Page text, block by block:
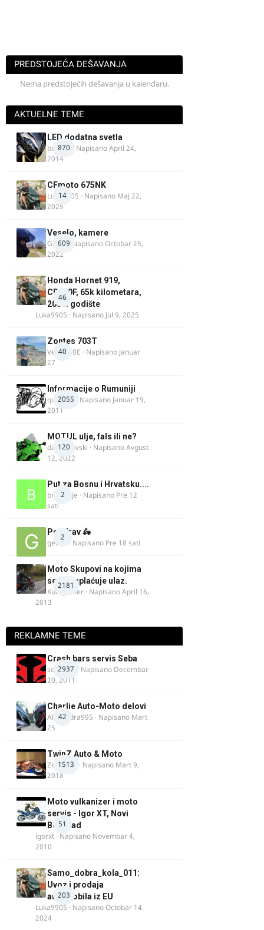
PREDSTOJEĆA DEŠAVANJA
Nema predstojećih dešavanja u kalendaru.
AKTUELNE TEME
870
LED dodatna svetla
boki.64 · NapisanoApril 24,
2014
14
CFmoto 675NK
Luka9905 · Napisano Maj 22,
2025
609
Veselo, kamere
GR 46· NapisanoOctobar 25,
2022
46
Honda Hornet 919,
CB900F, 65k kilometara,
2005. godište
Luka9905 · Napisano Jul 9, 2025
40
Zontes 703T
Verdi350E · Napisano Januar
27
2055
Informacije o Rumuniji
quasaar · Napisano Januar 19,
2011
120
MOTUL ulje, fals ili ne?
dalipopovski · NapisanoAvgust
12, 2022
2
Put za Bosnu i Hrvatsku....
bradivoje · Napisano Pre 12
sati
2
Pozdrav 🛵
gebec · Napisano Pre 18 sati
2181
Moto Skupovi na kojima
se ne naplaćuje ulaz.
Kum_Mixer · NapisanoApril 16,
2013
REKLAMNE TEME
2937
Crash bars servis Seba
seba011 · Napisano Decembar
20, 2011
42
Charlie Auto-Moto delovi
Alexandra995 · Napisano Mart
25
1513
TwinZ Auto & Moto
Zeljkamp · Napisano Mart 9,
2018
51
Moto vulkanizer i moto
servis - Igor XT, Novi
Beograd
igorxt · Napisano Novembar 4,
2010
203
Samo_dobra_kola_011:
Uvoz i prodaja
automobila iz EU
Luka9905 · NapisanoOctobar 14,
2024